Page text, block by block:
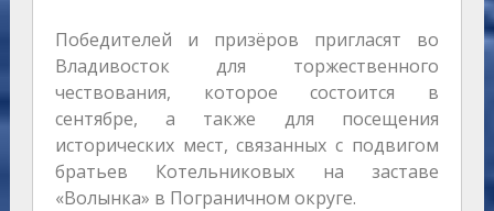
Победителей и призёров пригласят во
Владивосток для торжественного
чествования, которое состоится в
сентябре, а также для посещения
исторических мест, связанных с подвигом
братьев Котельниковых на заставе
«Волынка» в Пограничном округе.